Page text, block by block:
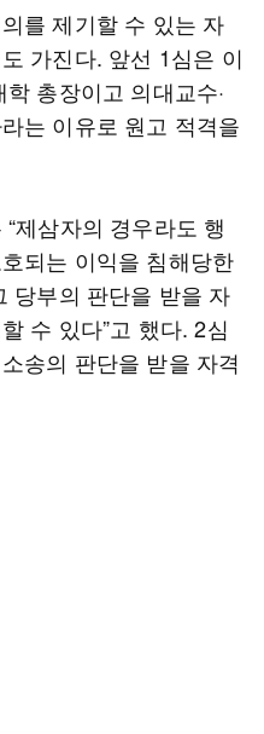
를 제기할 수 있는 자
가진다. 앞선 1심은 이
총장이고 의대교수·
는 이유로 원고 적격을
제삼자의 경우라도 행
되는 이익을 침해당한
당부의 판단을 받을 자
수 있다”고 했다. 2심
송의 판단을 받을 자격